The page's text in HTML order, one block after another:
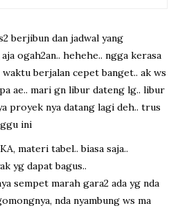
berjibun dan jadwal yang
ogah2an.. hehehe.. ngga kerasa
berjalan cepet banget.. ak ws
ae.. mari gn libur dateng lg.. libur
proyek nya datang lagi deh.. trus
ini
materi tabel.. biasa saja..
yg dapat bagus..
sempet marah gara2 ada yg nda
nda nyambung ws ma